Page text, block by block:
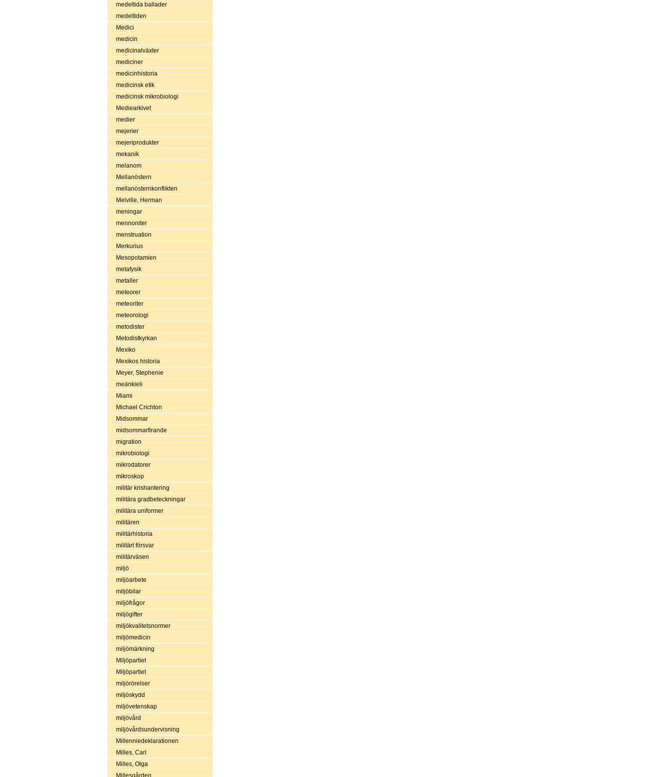
medeltida ballader
medeltiden
Medici
medicin
medicinalväxter
mediciner
medicinhistoria
medicinsk etik
medicinsk mikrobiologi
Mediearkivet
medier
mejerier
mejeriprodukter
mekanik
melanom
Mellanöstern
mellanösternkonflikten
Melville, Herman
meningar
mennoniter
menstruation
Merkurius
Mesopotamien
metafysik
metaller
meteorer
meteoriter
meteorologi
metodister
Metodistkyrkan
Mexiko
Mexikos historia
Meyer, Stephenie
meänkieli
Miami
Michael Crichton
Midsommar
midsommarfirande
migration
mikrobiologi
mikrodatorer
mikroskop
militär krishantering
militära gradbeteckningar
militära uniformer
militären
militärhistoria
militärt försvar
militärväsen
miljö
miljöarbete
miljöbilar
miljöfrågor
miljögifter
miljökvalitetsnormer
miljömedicin
miljömärkning
Miljöpartiet
Miljöpartiet
miljörörelser
miljöskydd
miljövetenskap
miljövård
miljövårdsundervisning
Millenniedeklarationen
Milles, Carl
Milles, Olga
Millesgården